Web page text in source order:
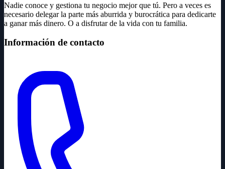
Nadie conoce y gestiona tu negocio mejor que tú. Pero a veces es
necesario delegar la parte más aburrida y burocrática para dedicarte
a ganar más dinero. O a disfrutar de la vida con tu familia.
Información de contacto